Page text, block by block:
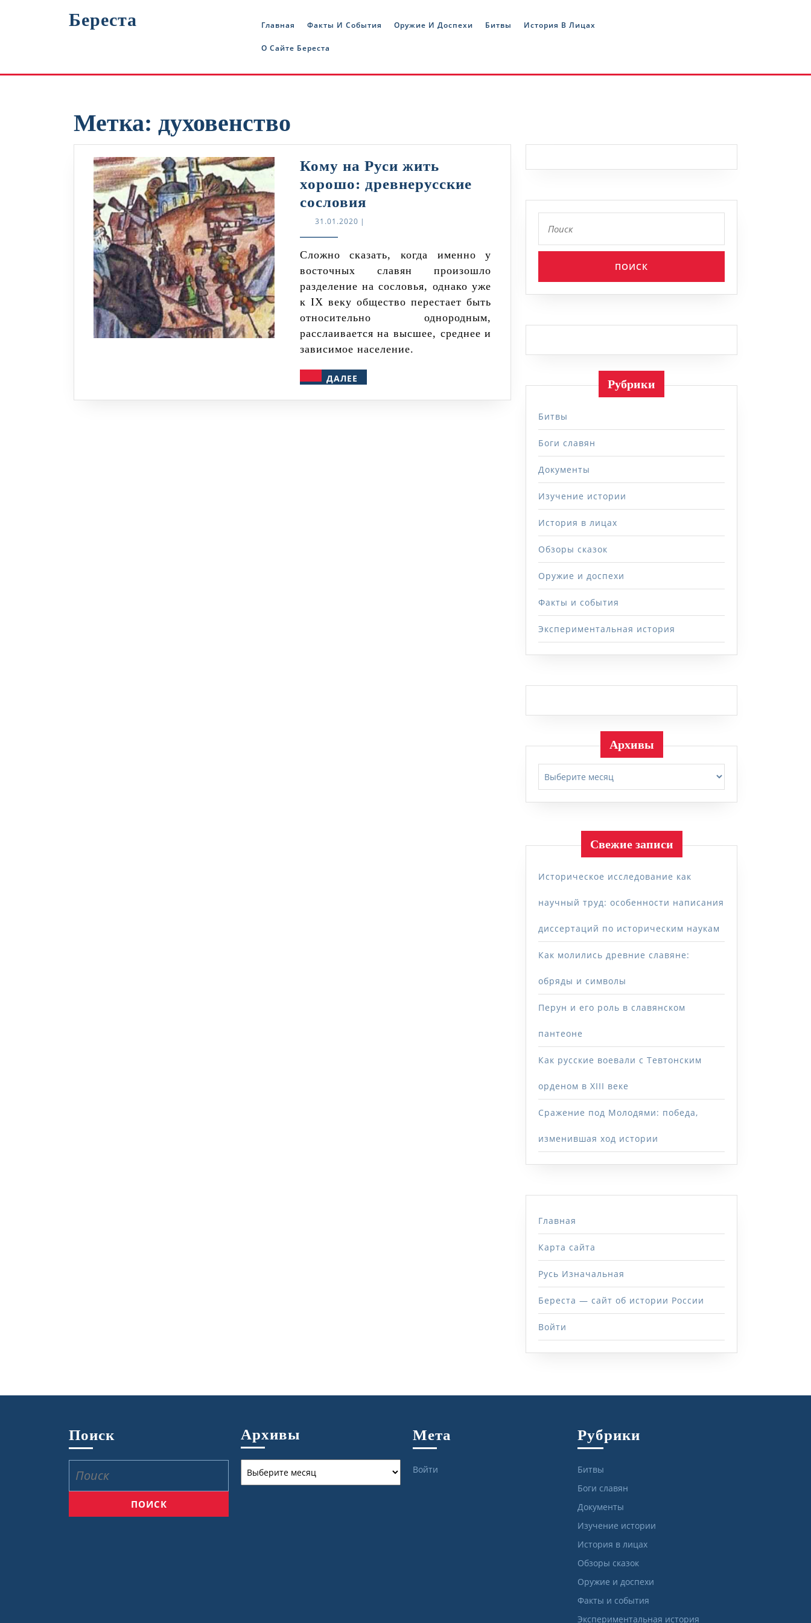
Береста Главная Факты И События Оружие И Доспехи Битвы История В Лицах
О Сайте Береста
Метка: духовенство
Кому на Руси жить
хорошо: древнерусские
сословия
жить
хорошо:
древнерусские
сословия
31.01.202031.01.2020
|
Сложно сказать, когда именно у
восточных славян произошло
разделение на сословья, однако уже
к IX веку общество перестает быть
относительно однородным,
расслаивается на высшее, среднее и
зависимое население.
ДАЛЕЕ Рубрики
Битвы
Боги славян
Документы
Изучение истории
История в лицах
Обзоры сказок
Оружие и доспехи
Факты и события
Экспериментальная история
Архивы
Свежие записи
Историческое исследование как
научный труд: особенности написания
диссертаций по историческим наукам
Как молились древние славяне:
обряды и символы
Перун и его роль в славянском
пантеоне
Как русские воевали с Тевтонским
орденом в XIII веке
Сражение под Молодями: победа,
изменившая ход истории
Главная
Карта сайта
Русь Изначальная
Береста — сайт об истории России
Войти
Поиск Архивы Мета
Войти
Рубрики
Битвы
Боги славян
Документы
Изучение истории
История в лицах
Обзоры сказок
Оружие и доспехи
Факты и события
Экспериментальная история